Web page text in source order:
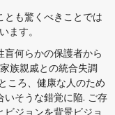
とも驚くべきことでは
ます。
盲何らかの保護者から
族親戚との統合失調
ころ、健康な人のため
そうな錯覚に陥. ご存
ジョンを背景ビジョ